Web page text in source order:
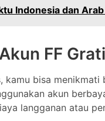
Indonesia dan
FF
kamu bisa
akun
langganan atau